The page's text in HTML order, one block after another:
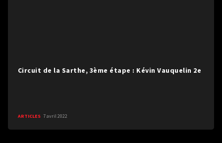
Circuit de la Sarthe, 3ème étape : Kévin Vauquelin 2e
ARTICLES 7 avril 2022